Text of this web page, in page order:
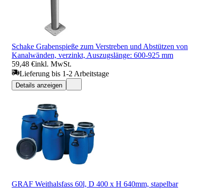
Schake Grabenspieße zum Verstreben und Abstützen von
Kanalwänden, verzinkt, Auszugslänge: 600-925 mm
59,48 €inkl. MwSt.
Lieferung bis 1-2 Arbeitstage
Details anzeigen
GRAF Weithalsfass 60l, D 400 x H 640mm, stapelbar